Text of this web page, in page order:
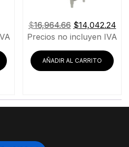
$16,964.66 El
precio
era:
$16,964.66.
$14,042.24El
Precios no incluyen IVA
AÑADIR AL CARRITO